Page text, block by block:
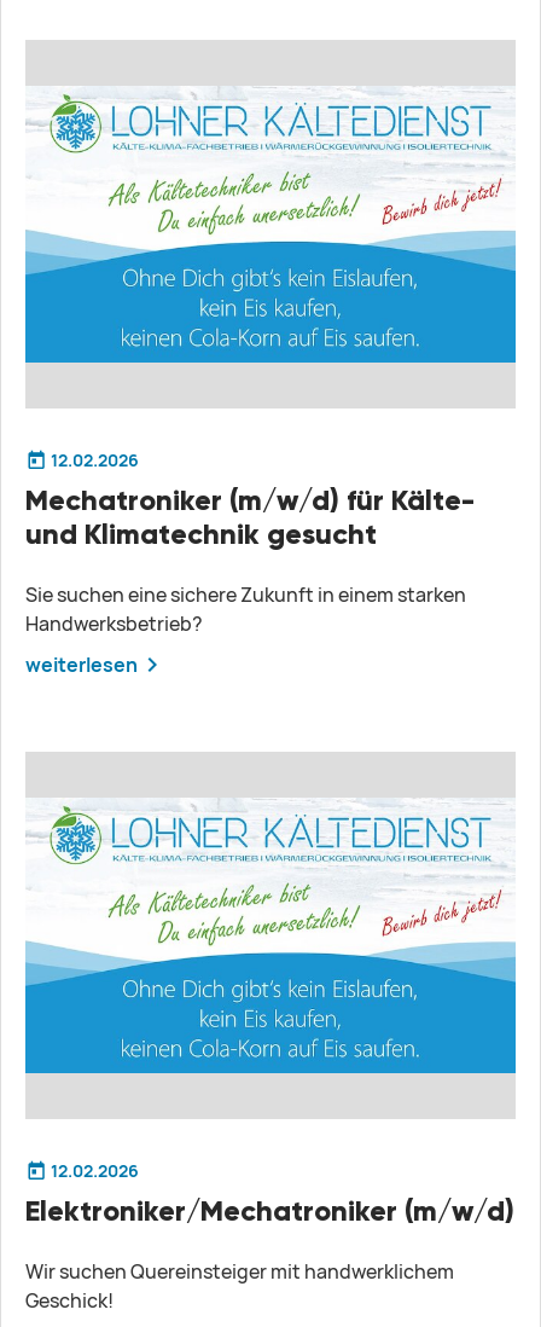
12.02.2026
Mechatroniker (m/w/d) für Kälte-
und Klimatechnik gesucht
Sie suchen eine sichere Zukunft in einem starken
Handwerksbetrieb?
weiterlesen
12.02.2026
Elektroniker/Mechatroniker (m/w/d)
Wir suchen Quereinsteiger mit handwerklichem
Geschick!